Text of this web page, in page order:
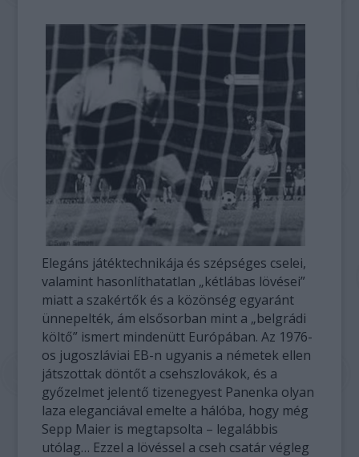
Elegáns játéktechnikája és szépséges cselei,
valamint hasonlíthatatlan „kétlábas lövései”
miatt a szakértők és a közönség egyaránt
ünnepelték, ám elsősorban mint a „belgrádi
költő” ismert mindenütt Európában. Az 1976-
os jugoszláviai EB-n ugyanis a németek ellen
játszottak döntőt a csehszlovákok, és a
győzelmet jelentő tizenegyest Panenka olyan
laza eleganciával emelte a hálóba, hogy még
Sepp Maier is megtapsolta – legalábbis
utólag… Ezzel a lövéssel a cseh csatár végleg